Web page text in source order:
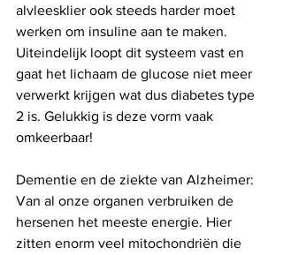
alvleesklier ook steeds harder moet
werken om insuline aan te maken.
Uiteindelijk loopt dit systeem vast en
gaat het lichaam de glucose niet meer
verwerkt krijgen wat dus diabetes type
2 is. Gelukkig is deze vorm vaak
omkeerbaar!
Dementie en de ziekte van Alzheimer:
Van al onze organen verbruiken de
hersenen het meeste energie. Hier
zitten enorm veel mitochondriën die